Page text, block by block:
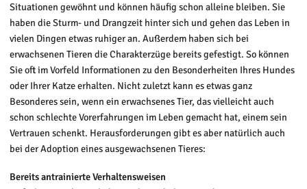
Situationen gewöhnt und können häufig schon alleine bleiben. Sie
haben die Sturm- und Drangzeit hinter sich und gehen das Leben in
vielen Dingen etwas ruhiger an. Außerdem haben sich bei
erwachsenen Tieren die Charakterzüge bereits gefestigt. So können
Sie oft im Vorfeld Informationen zu den Besonderheiten Ihres Hundes
oder Ihrer Katze erhalten. Nicht zuletzt kann es etwas ganz
Besonderes sein, wenn ein erwachsenes Tier, das vielleicht auch
schon schlechte Vorerfahrungen im Leben gemacht hat, einem sein
Vertrauen schenkt. Herausforderungen gibt es aber natürlich auch
bei der Adoption eines ausgewachsenen Tieres:
Bereits antrainierte Verhaltensweisen